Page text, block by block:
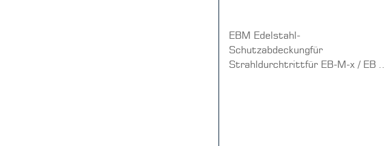
EBM Edelstahl-
Schutzabdeckungfür
Strahldurchtrittfür EB-M-x / EB S-